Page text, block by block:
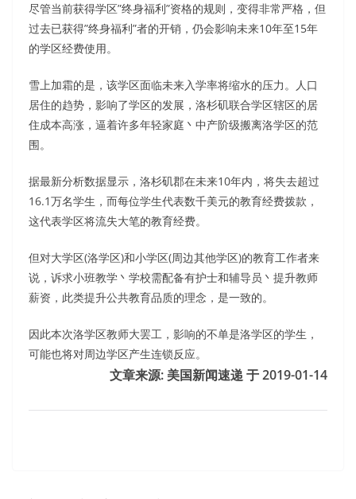
尽管当前获得学区”终身福利”资格的规则，变得非常严格，但
过去已获得”终身福利”者的开销，仍会影响未来10年至15年
的学区经费使用。
雪上加霜的是，该学区面临未来入学率将缩水的压力。人口
居住的趋势，影响了学区的发展，洛杉矶联合学区辖区的居
住成本高涨，逼着许多年轻家庭丶中产阶级搬离洛学区的范
围。
据最新分析数据显示，洛杉矶郡在未来10年内，将失去超过
16.1万名学生，而每位学生代表数千美元的教育经费拨款，
这代表学区将流失大笔的教育经费。
但对大学区(洛学区)和小学区(周边其他学区)的教育工作者来
说，诉求小班教学丶学校需配备有护士和辅导员丶提升教师
薪资，此类提升公共教育品质的理念，是一致的。
因此本次洛学区教师大罢工，影响的不单是洛学区的学生，
可能也将对周边学区产生连锁反应。
文章来源: 美国新闻速递 于2019-01-14